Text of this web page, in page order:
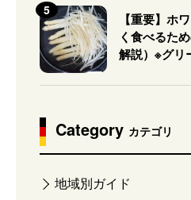
【重要】ホ
く食べるた
解説）※グリ
Category カテゴリ
地域別ガイド